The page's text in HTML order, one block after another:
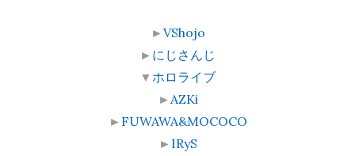
►VShojo
► にじさんじ
▼ ホロライブ
► AZKi
► FUWAWA&MOCOCO
► IRyS